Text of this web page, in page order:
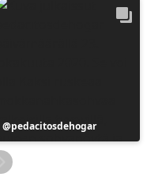
Julkaissut
pedacitosdehogar